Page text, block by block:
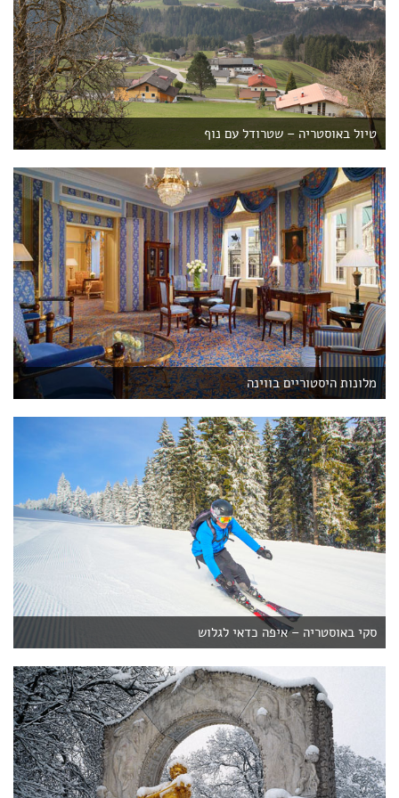
טיול באוסטריה – שטרודל עם נוף
מלונות היסטוריים בווינה
סקי באוסטריה – איפה כדאי לגלוש